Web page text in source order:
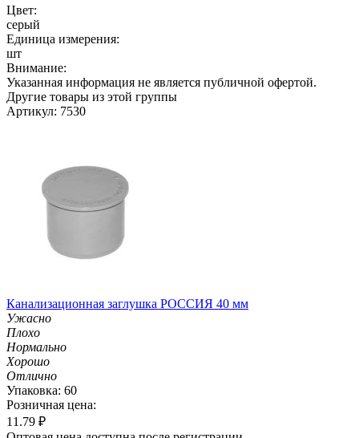
Цвет:
серый
Единица измерения:
шт
Внимание:
Указанная информация не является публичной офертой.
Другие товары из этой группы
Артикул: 7530
Канализационная заглушка РОССИЯ 40 мм
Ужасно
Плохо
Нормально
Хорошо
Отлично
Упаковка: 60
Розничная цена:
11.79 ₽